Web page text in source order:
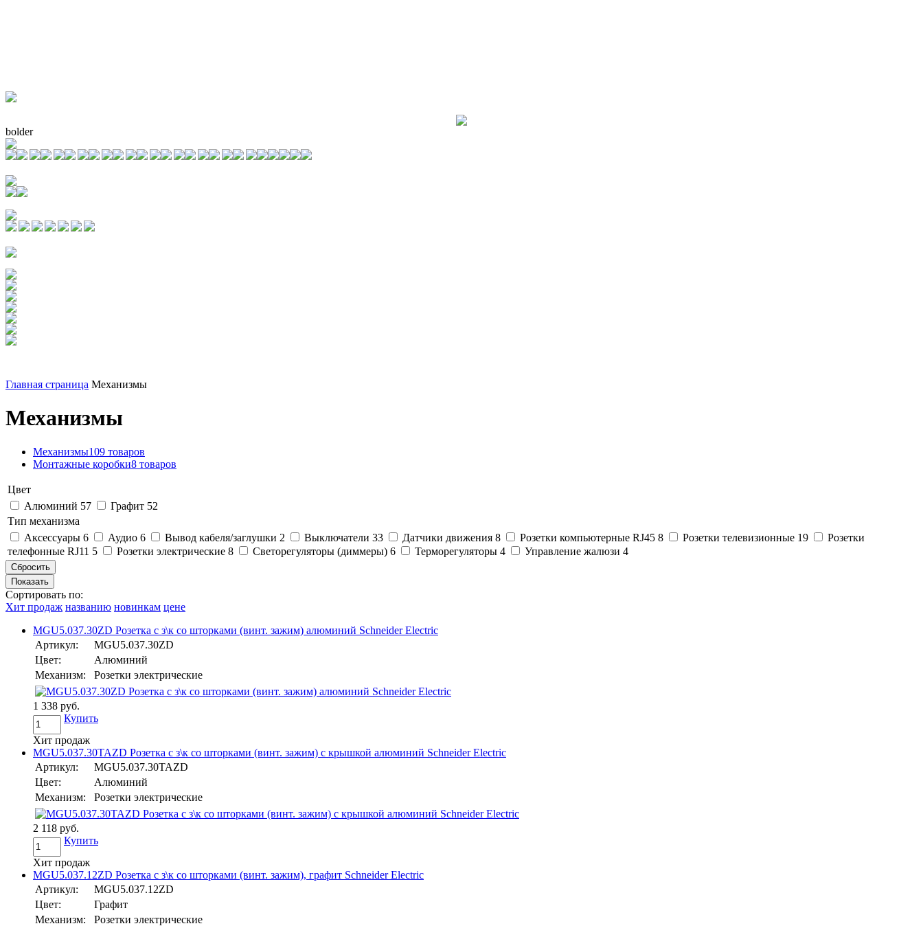
bolder
Главная страница Механизмы
Механизмы
Механизмы109 товаров
Монтажные коробки8 товаров
Цвет
Алюминий 57 Графит 52
Тип механизма
Аксессуары 6 Аудио 6 Вывод кабеля/заглушки 2 Выключатели 33 Датчики движения 8 Розетки компьютерные RJ45 8 Розетки телевизионные 19
Розетки
телефонные RJ11 5 Розетки электрические 8 Светорегуляторы (диммеры) 6 Терморегуляторы 4 Управление жалюзи 4
Сортировать по:
Хит продаж названию новинкам цене
MGU5.037.30ZD Розетка с з\к со шторками (винт. зажим) алюминий Schneider Electric
Артикул:
MGU5.037.30ZD
Цвет:
Алюминий
Механизм:
Розетки электрические
1 338 руб.
Купить
Хит продаж
MGU5.037.30TAZD Розетка с з\к со шторками (винт. зажим) с крышкой алюминий Schneider Electric
Артикул:
MGU5.037.30TAZD
Цвет:
Алюминий
Механизм:
Розетки электрические
2 118 руб.
Купить
Хит продаж
MGU5.037.12ZD Розетка с з\к со шторками (винт. зажим), графит Schneider Electric
Артикул:
MGU5.037.12ZD
Цвет:
Графит
Механизм:
Розетки электрические